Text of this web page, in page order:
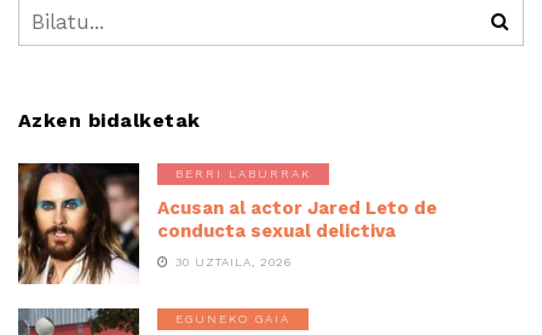
Azken bidalketak
BERRI LABURRAK
Acusan al actor Jared Leto de
conducta sexual delictiva
30 UZTAILA, 2026
EGUNEKO GAIA